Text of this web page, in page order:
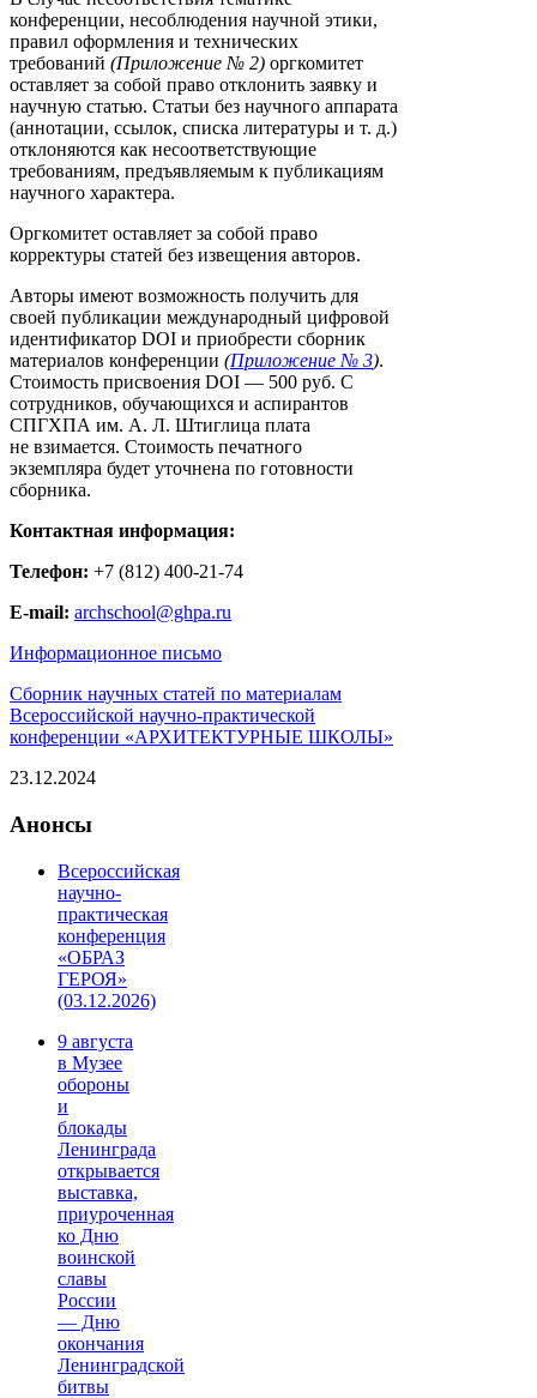
конференции, несоблюдения научной этики,
правил оформления и технических
требований (Приложение № 2) оргкомитет
оставляет за собой право отклонить заявку и
научную статью. Статьи без научного аппарата
(аннотации, ссылок, списка литературы и т. д.)
отклоняются как несоответствующие
требованиям, предъявляемым к публикациям
научного характера.
Оргкомитет оставляет за собой право
корректуры статей без извещения авторов.
Авторы имеют возможность получить для
своей публикации международный цифровой
идентификатор DOI и приобрести сборник
материалов конференции (Приложение № 3).
Стоимость присвоения DOI — 500 руб. С
сотрудников, обучающихся и аспирантов
СПГХПА им. А. Л. Штиглица плата
не взимается. Стоимость печатного
экземпляра будет уточнена по готовности
сборника.
Контактная информация:
Телефон: +7 (812) 400-21-74
E-mail: archschool@ghpa.ru
Информационное письмо
Сборник научных статей по материалам
Всероссийской научно-практической
конференции «АРХИТЕКТУРНЫЕ ШКОЛЫ»
23.12.2024
Анонсы
Всероссийская
научно-
практическая
конференция
«ОБРАЗ
ГЕРОЯ»
(03.12.2026)
9 августа
в Музее
обороны
и
блокады
Ленинграда
открывается
выставка,
приуроченная
ко Дню
воинской
славы
России
— Дню
окончания
Ленинградской
битвы